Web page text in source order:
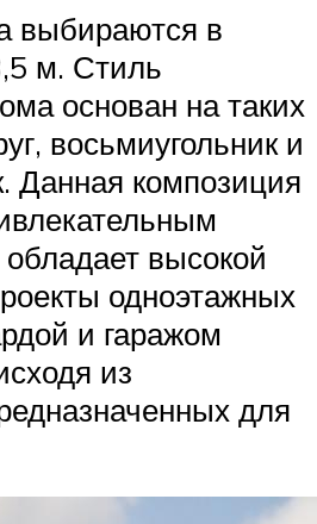
выбираются в
м. Стиль
основан на таких
восьмиугольник и
Данная композиция
высокой
одноэтажных
и гаражом
из
для